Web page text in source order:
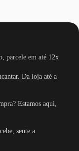
parcele em até 12x
Da loja até a
Estamos aqui,
sente a